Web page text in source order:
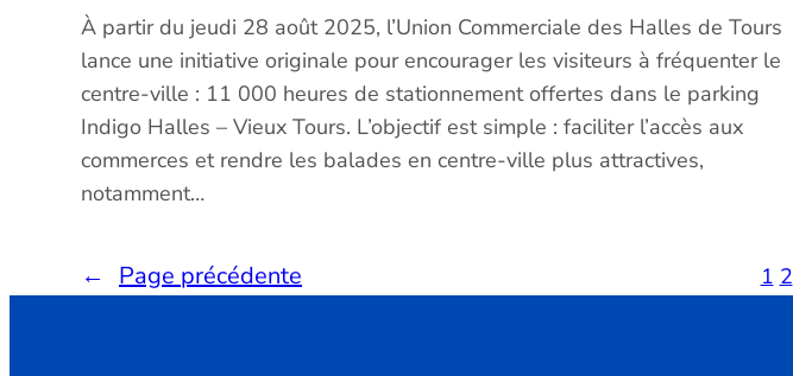
À partir du jeudi 28 août 2025, l’Union Commerciale des Halles de Tours
lance une initiative originale pour encourager les visiteurs à fréquenter le
centre-ville : 11 000 heures de stationnement offertes dans le parking
Indigo Halles – Vieux Tours. L’objectif est simple : faciliter l’accès aux
commerces et rendre les balades en centre-ville plus attractives,
notamment…
← Page précédente 1 2